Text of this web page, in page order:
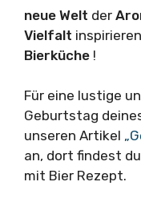
neue Welt der
Vielfalt
Bierküche !
Für eine lustige
Geburtstag
unseren Artikel
an, dort findest
mit Bier Rezept.